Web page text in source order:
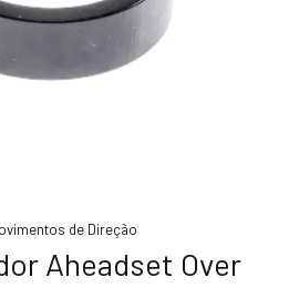
de Direção
Aheadset Over